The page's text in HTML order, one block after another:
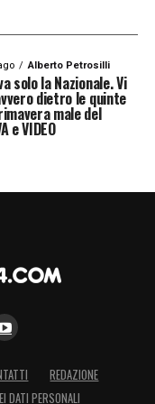
il risultato che
punti nelle
Alberto Petrosilli
solo la Nazionale. Vi
dietro le quinte
male del
e VIDEO
REDAZIONE
DATI PERSONALI